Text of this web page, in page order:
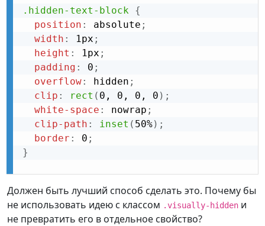
.hidden-text-block
{
position : absolute ;
width : 1px ;
height : 1px ;
padding : 0 ;
overflow: hidden ;
clip : rect ( 0, 0, 0, 0 ) ;
white-space : nowrap ;
clip-path : inset ( 50%) ;
border : 0 ;
}
Должен быть лучший способ сделать это. Почему бы
не использовать идею с классом .visually-hidden и
не превратить его в отдельное свойство?